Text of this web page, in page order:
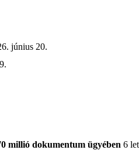
június 20.
millió dokumentum ügyében 6